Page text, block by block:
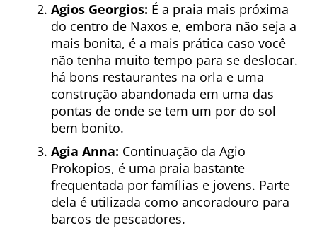
Agios Georgios: É a praia mais próxima
do centro de Naxos e, embora não seja a
mais bonita, é a mais prática caso você
não tenha muito tempo para se deslocar.
há bons restaurantes na orla e uma
construção abandonada em uma das
pontas de onde se tem um por do sol
bem bonito.
Agia Anna: Continuação da Agio
Prokopios, é uma praia bastante
frequentada por famílias e jovens. Parte
dela é utilizada como ancoradouro para
barcos de pescadores.